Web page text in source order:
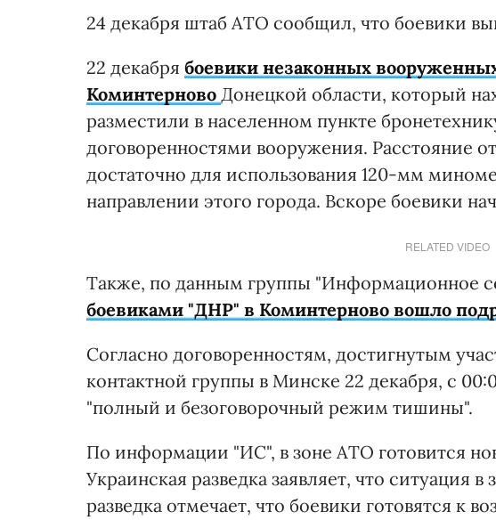
24 декабря штаб АТО сообщил, что боевики
22 декабря боевики незаконных
Коминтерново Донецкой области, который
разместили в населенном пункте
договоренностями вооружения. Расстояние
достаточно для использования 120-мм
направлении этого города. Вскоре боевики
RELATED VIDEO
Также, по данным группы "Информационное
боевиками "ДНР" в Коминтерново вошло
Согласно договоренностям, достигнутым
контактной группы в Минске 22 декабря, с
"полный и безоговорочный режим тишины".
По информации "ИС", в зоне АТО готовится
Украинская разведка заявляет, что ситуация
разведка отмечает, что боевики готовятся к